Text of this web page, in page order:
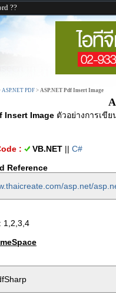
??
ASP.NET PDF > ASP.NET Pdf Insert Image
Insert Image ตัวอย่างการเขีย
: VB.NET || C#
Reference
asp.net/
: 1,2,3,4